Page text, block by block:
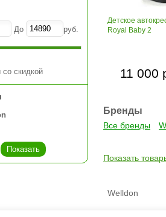
До руб.
со скидкой
Детское
Royal Baby 2
11 000
Бренды
Все бренды
Показать
Welldon